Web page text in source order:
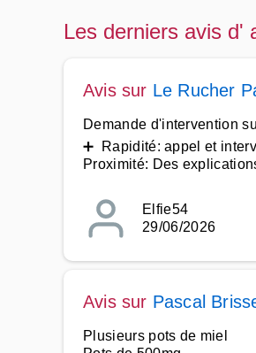
Les derniers avis d'
Avis sur Le Rucher
Demande d'intervention
➕ Rapidité: appel et
Proximité: Des
Elfie54
29/06/2026
Avis sur Pascal
Plusieurs pots de miel